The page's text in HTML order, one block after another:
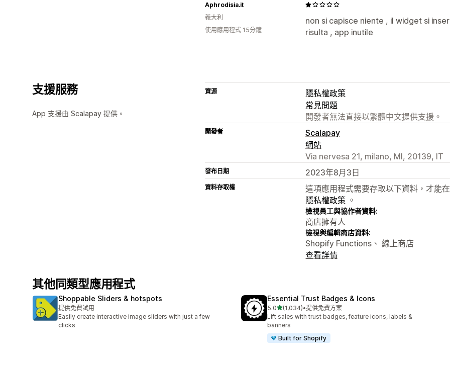
non si capisce niente , il widget si
risulta , app inutile
Aphrodisia.it
義大利
使用應用程式 15分鐘
支援服務
App 支援由 Scalapay 提供。
資源
隱私權政策
常見問題
開發者無法直接以繁體中文提供支援。
開發者
Scalapay
網站
Via nervesa 21, milano, MI, 20139, IT
發布日期 2023年8月3日
資料存取權
這項應用程式需要存取以下資料，才能
隱私權政策 。
檢視員工與協作者資料:
商店擁有人
檢視與編輯商店資料:
Shopify Functions、 線上商店
查看詳情
其他同類型應用程式
Shoppable Sliders & hotspots
提供免費試用
Easily create interactive image sliders with just a few
clicks
Essential Trust Badges & Icons
5.0滿分 5 顆星
(1,034)
共有 1034 則評價
•提供免費方案
Lift sales with trust badges, feature icons, labels &
banners
Built for Shopify